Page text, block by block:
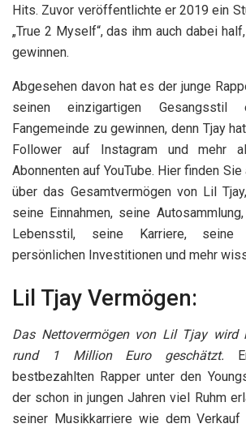
Hits. Zuvor veröffentlichte er 2019 ein
„True 2 Myself“, das ihm auch dabei
gewinnen.
Abgesehen davon hat es der junge
seinen einzigartigen
Fangemeinde zu gewinnen, denn Tjay
Follower auf Instagram und mehr
Abonnenten auf YouTube. Hier finden
über das Gesamtvermögen von Lil
seine Einnahmen, seine
Lebensstil, seine Karriere, seine
persönlichen Investitionen und mehr
Lil Tjay Vermögen:
Das Nettovermögen von Lil Tjay
rund 1 Million Euro geschätzt.
bestbezahlten Rapper unter den
der schon in jungen Jahren viel Ruhm
seiner Musikkarriere wie dem Verkauf